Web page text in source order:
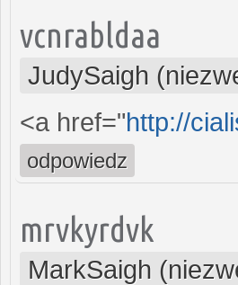
vcnrabldaa
JudySaigh
<a href="http://
odpowiedz
mrvkyrdvk
MarkSaigh